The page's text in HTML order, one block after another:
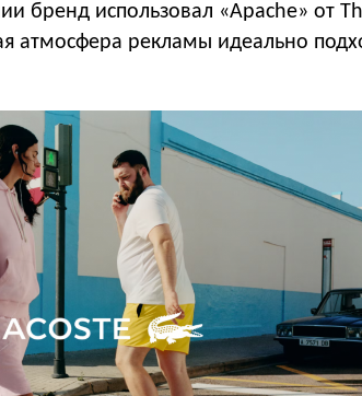
бренд использовал «Apache» от
атмосфера рекламы идеально